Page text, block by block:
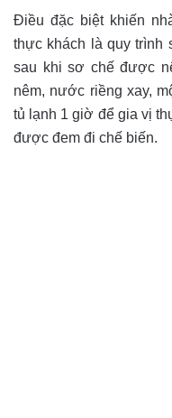
Điều đặc biệt khiến
thực khách là quy trình
sau khi sơ chế được
nêm, nước riềng xay,
tủ lạnh 1 giờ để gia vị
được đem đi chế biến.